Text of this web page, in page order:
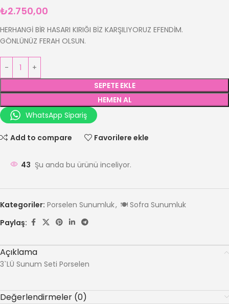
₺2.750,00
HERHANGİ BİR HASARI KIRIĞI BİZ KARŞILIYORUZ EFENDİM.
GÖNLÜNÜZ FERAH OLSUN.
SEPETE EKLE
HEMEN AL
WhatsApp Sipariş
Add to compare Favorilere ekle
43 Şu anda bu ürünü inceliyor.
Kategoriler: Porselen Sunumluk, 🍽️ Sofra Sunumluk
Paylaş:
Açıklama
3`LÜ Sunum Seti Porselen
Değerlendirmeler (0)